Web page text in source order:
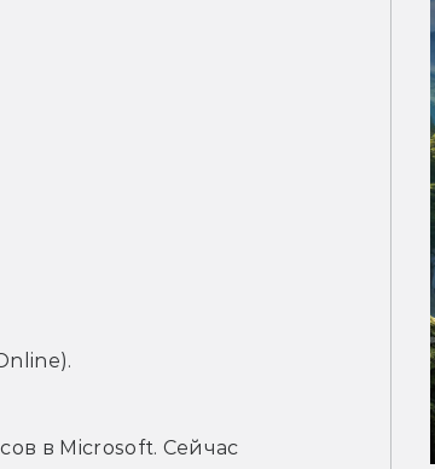
в Microsoft. Сейчас